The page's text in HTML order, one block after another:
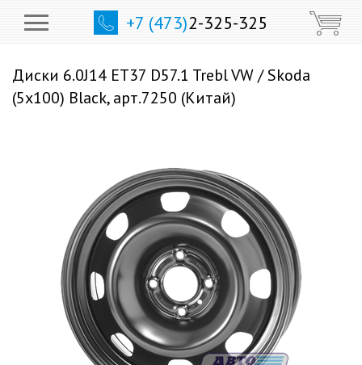
+7 (473)2-325-325
Диски 6.0J14 ET37 D57.1 Trebl VW / Skoda
(5x100) Black, арт.7250 (Китай)